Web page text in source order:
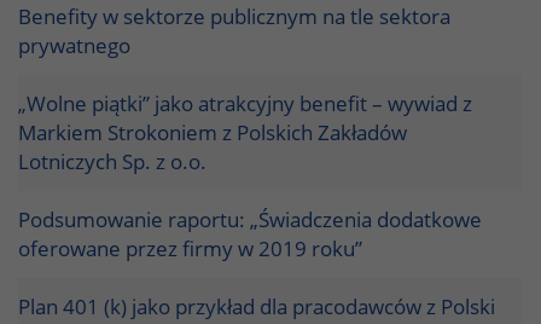
Benefity w sektorze publicznym na tle sektora
prywatnego
„Wolne piątki” jako atrakcyjny benefit – wywiad z
Markiem Strokoniem z Polskich Zakładów
Lotniczych Sp. z o.o.
Podsumowanie raportu: „Świadczenia dodatkowe
oferowane przez firmy w 2019 roku”
Plan 401 (k) jako przykład dla pracodawców z Polski